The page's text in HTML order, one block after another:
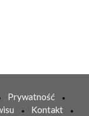
Prywatność
Kontakt